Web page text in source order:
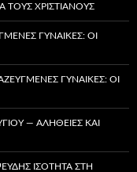
ΤΟΥΣ ΧΡΙΣΤΙΑΝΟΎΣ
ΓΥΝΑΊΚΕΣ: ΟΙ
ΓΥΝΑΊΚΕΣ: ΟΙ
— ΑΛΉΘΕΙΕΣ ΚΑΙ
ΙΣΌΤΗΤΑ ΣΤΗ